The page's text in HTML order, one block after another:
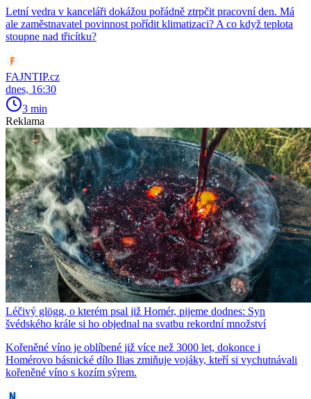
Letní vedra v kanceláři dokážou pořádně ztrpčit pracovní den. Má
ale zaměstnavatel povinnost pořídit klimatizaci? A co když teplota
stoupne nad třicítku?
FAJNTIP.cz
dnes, 16:30
3 min
Reklama
Léčivý glögg, o kterém psal již Homér, pijeme dodnes: Syn
švédského krále si ho objednal na svatbu rekordní množství
Kořeněné víno je oblíbené již více než 3000 let, dokonce i
Homérovo básnické dílo Ilias zmiňuje vojáky, kteří si vychutnávali
kořeněné víno s kozím sýrem.